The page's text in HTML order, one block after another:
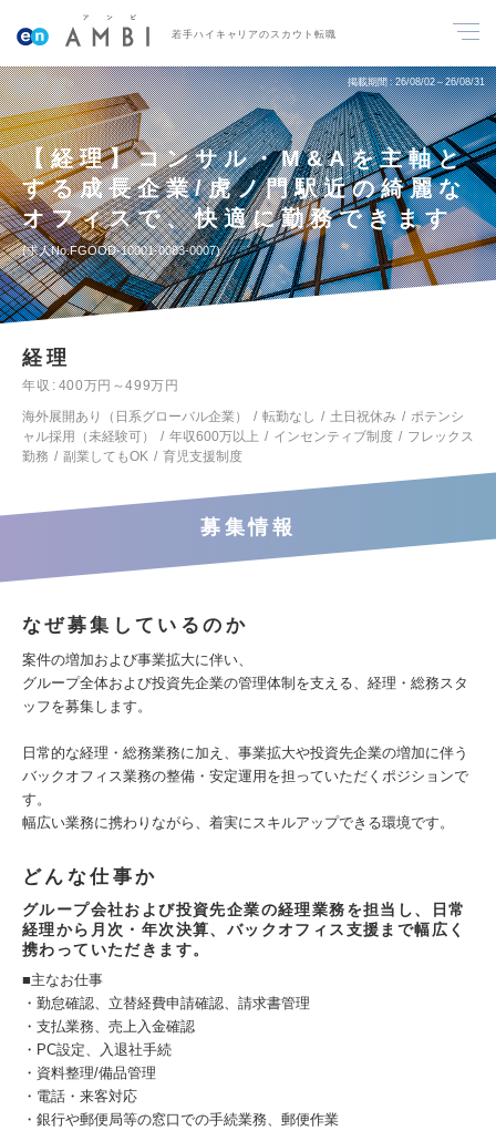
若手ハイキャリアのスカウト転職
掲載期間 26/08/02～26/08/31
【経理】コンサル・M&Aを主軸と
する成長企業/虎ノ門駅近の綺麗な
オフィスで、快適に勤務できます
求人No.FGOOD-10001-0083-0007
経理
年収
400万円～499万円
海外展開あり（日系グローバル企業）
転勤なし 土日祝休み
ポテンシ
ャル採用（未経験可）
年収600万以上 インセンティブ制度
フレックス
勤務
副業してもOK 育児支援制度
募集情報
なぜ募集しているのか
案件の増加および事業拡大に伴い、
グループ全体および投資先企業の管理体制を支える、経理・総務スタ
ッフを募集します。
日常的な経理・総務業務に加え、事業拡大や投資先企業の増加に伴う
バックオフィス業務の整備・安定運用を担っていただくポジションで
す。
幅広い業務に携わりながら、着実にスキルアップできる環境です。
どんな仕事か
グループ会社および投資先企業の経理業務を担当し、日常
経理から月次・年次決算、バックオフィス支援まで幅広く
携わっていただきます。
■主なお仕事
・勤怠確認、立替経費申請確認、請求書管理
・支払業務、売上入金確認
・PC設定、入退社手続
・資料整理/備品管理
・電話・来客対応
・銀行や郵便局等の窓口での手続業務、郵便作業